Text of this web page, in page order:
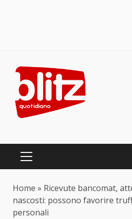
content
PRIMARY
Home » Ricevute bancomat,
nascosti: possono favorire
personali